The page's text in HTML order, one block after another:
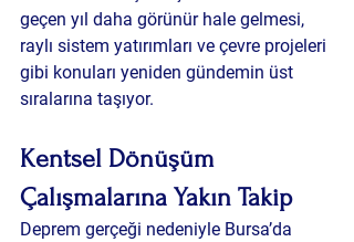
geçen yıl daha görünür hale gelmesi,
raylı sistem yatırımları ve çevre projeleri
gibi konuları yeniden gündemin üst
sıralarına taşıyor.
Kentsel Dönüşüm
Çalışmalarına Yakın Takip
Deprem gerçeği nedeniyle Bursa’da